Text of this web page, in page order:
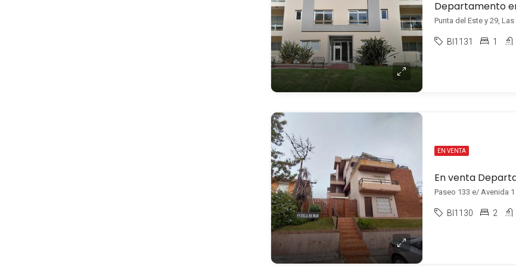
Punta del Este y 29,
BI1131 1
EN VENTA
Paseo 133 e/ Avenida 1
BI1130 2